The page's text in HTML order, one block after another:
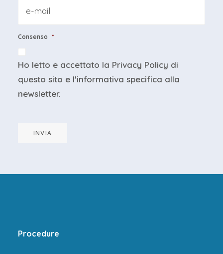
Consenso *
Ho letto e accettato la Privacy Policy di
questo sito e l'informativa specifica alla
newsletter.
INVIA
Procedure